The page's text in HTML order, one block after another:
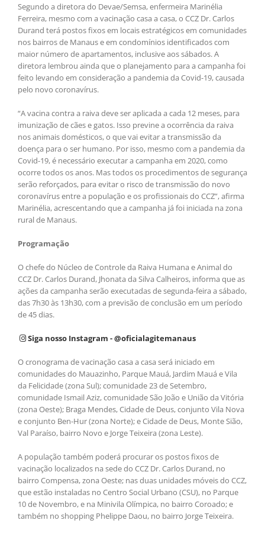
Segundo a diretora do Devae/Semsa, enfermeira Marinélia
Ferreira, mesmo com a vacinação casa a casa, o CCZ Dr. Carlos
Durand terá postos fixos em locais estratégicos em comunidades
nos bairros de Manaus e em condomínios identificados com
maior número de apartamentos, inclusive aos sábados. A
diretora lembrou ainda que o planejamento para a campanha foi
feito levando em consideração a pandemia da Covid-19, causada
pelo novo coronavírus.
“A vacina contra a raiva deve ser aplicada a cada 12 meses, para
imunização de cães e gatos. Isso previne a ocorrência da raiva
nos animais domésticos, o que vai evitar a transmissão da
doença para o ser humano. Por isso, mesmo com a pandemia da
Covid-19, é necessário executar a campanha em 2020, como
ocorre todos os anos. Mas todos os procedimentos de segurança
serão reforçados, para evitar o risco de transmissão do novo
coronavírus entre a população e os profissionais do CCZ”, afirma
Marinélia, acrescentando que a campanha já foi iniciada na zona
rural de Manaus.
Programação
O chefe do Núcleo de Controle da Raiva Humana e Animal do
CCZ Dr. Carlos Durand, Jhonata da Silva Calheiros, informa que as
ações da campanha serão executadas de segunda-feira a sábado,
das 7h30 às 13h30, com a previsão de conclusão em um período
de 45 dias.
Siga nosso Instagram - @oficialagitemanaus
O cronograma de vacinação casa a casa será iniciado em
comunidades do Mauazinho, Parque Mauá, Jardim Mauá e Vila
da Felicidade (zona Sul); comunidade 23 de Setembro,
comunidade Ismail Aziz, comunidade São João e União da Vitória
(zona Oeste); Braga Mendes, Cidade de Deus, conjunto Vila Nova
e conjunto Ben-Hur (zona Norte); e Cidade de Deus, Monte Sião,
Val Paraíso, bairro Novo e Jorge Teixeira (zona Leste).
A população também poderá procurar os postos fixos de
vacinação localizados na sede do CCZ Dr. Carlos Durand, no
bairro Compensa, zona Oeste; nas duas unidades móveis do CCZ,
que estão instaladas no Centro Social Urbano (CSU), no Parque
10 de Novembro, e na Minivila Olímpica, no bairro Coroado; e
também no shopping Phelippe Daou, no bairro Jorge Teixeira.